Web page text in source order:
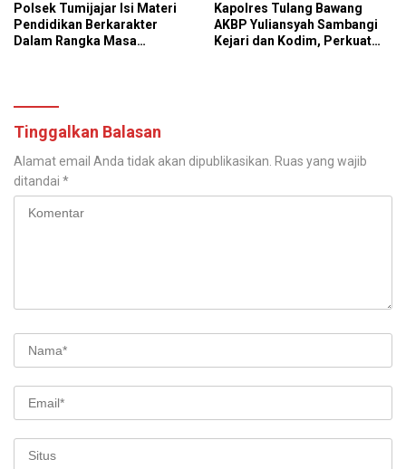
Polsek Tumijajar Isi Materi
Pendidikan Berkarakter
Dalam Rangka Masa
Kapolres Tulang Bawang
AKBP Yuliansyah Sambangi
Kejari dan Kodim, Perkuat
Tinggalkan Balasan
Alamat email Anda tidak akan dipublikasikan. Ruas yang wajib
ditandai *